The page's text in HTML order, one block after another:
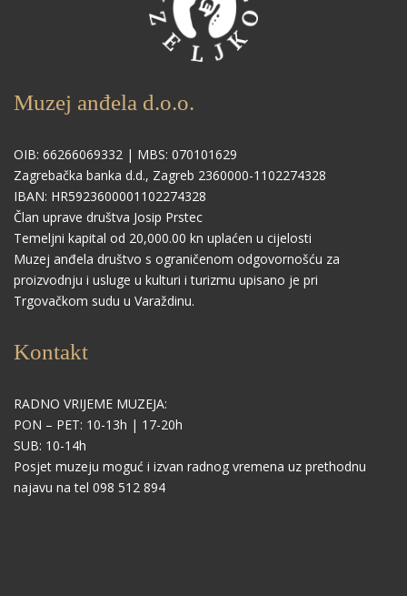
Muzej anđela d.o.o.
OIB: 66266069332 | MBS: 070101629
Zagrebačka banka d.d., Zagreb 2360000-1102274328
IBAN: HR5923600001102274328
Član uprave društva Josip Prstec
Temeljni kapital od 20,000.00 kn uplaćen u cijelosti
Muzej anđela društvo s ograničenom odgovornošću za
proizvodnju i usluge u kulturi i turizmu upisano je pri
Trgovačkom sudu u Varaždinu.
Kontakt
RADNO VRIJEME MUZEJA:
PON – PET: 10-13h | 17-20h
SUB: 10-14h
Posjet muzeju moguć i izvan radnog vremena uz prethodnu
najavu na tel 098 512 894